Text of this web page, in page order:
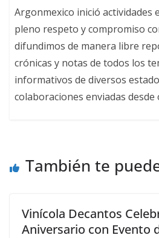
Argonmexico inició actividades
pleno respeto y compromiso
difundimos de manera libre
crónicas y notas de todos los
informativos de diversos
colaboraciones enviadas desde
También te
Vinícola Decantos
Aniversario con Evento